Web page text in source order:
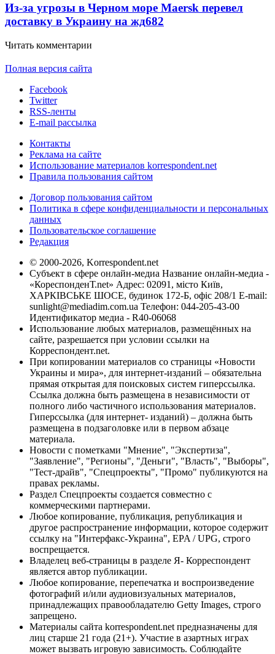
Из-за угрозы в Черном море Maersk перевел
доставку в Украину на жд682
Читать комментарии
Полная версия сайта
Facebook
Twitter
RSS-ленты
E-mail рассылка
Контакты
Реклама на сайте
Использование материалов korrespondent.net
Правила пользования сайтом
Договор пользования сайтом
Политика в сфере конфиденциальности и персональных
данных
Пользовательское соглашение
Редакция
© 2000-2026, Korrespondent.net
Субъект в сфере онлайн-медиа Название онлайн-медиа -
«КореспонденТ.net» Адрес: 02091, місто Київ,
ХАРКІВСЬКЕ ШОСЕ, будинок 172-Б, офіс 208/1 E-mail:
sunlight@mediadim.com.ua Телефон: 044-205-43-00
Идентификатор медиа - R40-06068
Использование любых материалов, размещённых на
сайте, разрешается при условии ссылки на
Корреспондент.net.
При копировании материалов со страницы «Новости
Украины и мира», для интернет-изданий – обязательна
прямая открытая для поисковых систем гиперссылка.
Ссылка должна быть размещена в независимости от
полного либо частичного использования материалов.
Гиперссылка (для интернет- изданий) – должна быть
размещена в подзаголовке или в первом абзаце
материала.
Новости с пометками "Мнение", "Экспертиза",
"Заявление", "Регионы", "Деньги", "Власть", "Выборы",
"Тест-драйв", "Спецпроекты", "Промо" публикуются на
правах рекламы.
Раздел Спецпроекты создается совместно с
коммерческими партнерами.
Любое копирование, публикация, републикация и
другое распространение информации, которое содержит
ссылку на "Интерфакс-Украина", EPA / UPG, строго
воспрещается.
Владелец веб-страницы в разделе Я- Корреспондент
является автор публикации.
Любое копирование, перепечатка и воспроизведение
фотографий и/или аудиовизуальных материалов,
принадлежащих правообладателю Getty Images, строго
запрещено.
Материалы сайта korrespondent.net предназначены для
лиц старше 21 года (21+). Участие в азартных играх
может вызвать игровую зависимость. Соблюдайте